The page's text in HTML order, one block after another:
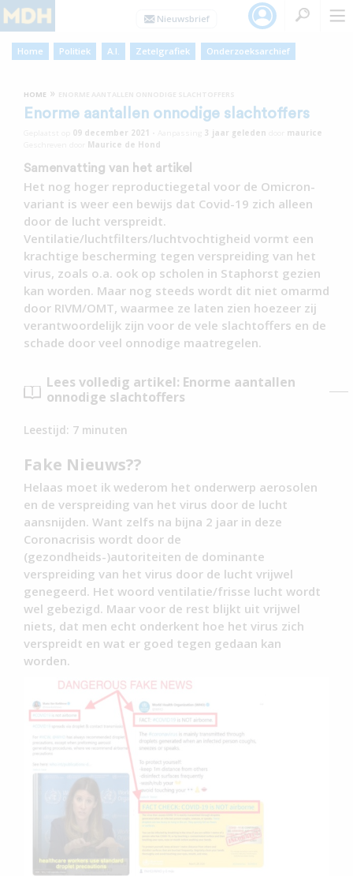
Home Politiek A.I. Zetelgrafiek Onderzoeksarchief
HOME »
Enorme aantallen onnodige slachtoffers
09 december 2021 3 jaar geleden
maurice
Maurice de Hond
Samenvatting van het artikel
Het nog hoger reproductiegetal voor de Omicron-
variant is weer een bewijs dat Covid-19 zich alleen
door de lucht verspreidt.
Ventilatie/luchtfilters/luchtvochtigheid vormt een
krachtige bescherming tegen verspreiding van het
virus, zoals o.a. ook op scholen in Staphorst gezien
kan worden. Maar nog steeds wordt dit niet omarmd
door RIVM/OMT, waarmee ze laten zien hoezeer zij
verantwoordelijk zijn voor de vele slachtoffers en de
schade door veel onnodige maatregelen.
Lees volledig artikel: Enorme aantallen
onnodige slachtoffers
Leestijd: 7 minuten
Fake Nieuws??
Helaas moet ik wederom het onderwerp aerosolen
en de verspreiding van het virus door de lucht
aansnijden. Want zelfs na bijna 2 jaar in deze
Coronacrisis wordt door de
(gezondheids-)autoriteiten de dominante
verspreiding van het virus door de lucht vrijwel
genegeerd. Het woord ventilatie/frisse lucht wordt
wel gebezigd. Maar voor de rest blijkt uit vrijwel
niets, dat men echt onderkent hoe het virus zich
verspreidt en wat er goed tegen gedaan kan
worden.